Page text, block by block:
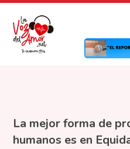
La mejor forma de
humanos es en